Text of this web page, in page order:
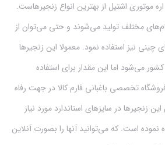
موتوری اشتیل از بهترین انواع زنجیرهاست.
مختلف تولید می‌شوند و حتی می‌توان از
چینی نیز استفاده نمود. معمولا این زنجیرها
می‌شود اما این مقدار برای استفاده
تخصصی باغبانی فارم کالا در جهت رفاه
زنجیر‌ها در سایز‌های استاندارد مورد نیاز
است. که می‌توانید آنها را بصورت آنلاین